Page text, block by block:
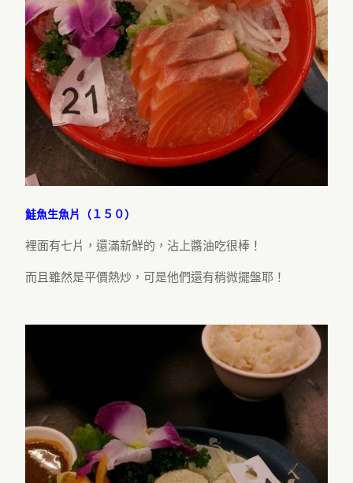
鮭魚生魚片（１５０）
裡面有七片，還滿新鮮的，沾上醬油吃很棒！
而且雖然是平價熱炒，可是他們還有稍微擺盤耶！